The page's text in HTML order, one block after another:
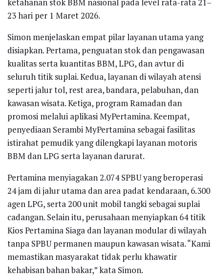
23 hari per 1 Maret 2026.
Simon menjelaskan empat pilar layanan utama yang
disiapkan. Pertama, penguatan stok dan pengawasan
kualitas serta kuantitas BBM, LPG, dan avtur di
seluruh titik suplai. Kedua, layanan di wilayah atensi
seperti jalur tol, rest area, bandara, pelabuhan, dan
kawasan wisata. Ketiga, program Ramadan dan
promosi melalui aplikasi MyPertamina. Keempat,
penyediaan Serambi MyPertamina sebagai fasilitas
istirahat pemudik yang dilengkapi layanan motoris
BBM dan LPG serta layanan darurat.
Pertamina menyiagakan 2.074 SPBU yang beroperasi
24 jam di jalur utama dan area padat kendaraan, 6.300
agen LPG, serta 200 unit mobil tangki sebagai suplai
cadangan. Selain itu, perusahaan menyiapkan 64 titik
Kios Pertamina Siaga dan layanan modular di wilayah
tanpa SPBU permanen maupun kawasan wisata. “Kami
memastikan masyarakat tidak perlu khawatir
kehabisan bahan bakar,” kata Simon.